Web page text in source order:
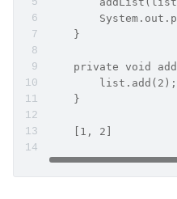
    }
private void
        list.add(2);
    }
    [1, 2]